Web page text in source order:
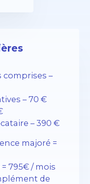
–
– 70 €
– 390 €
majoré =
795€ / mois
de